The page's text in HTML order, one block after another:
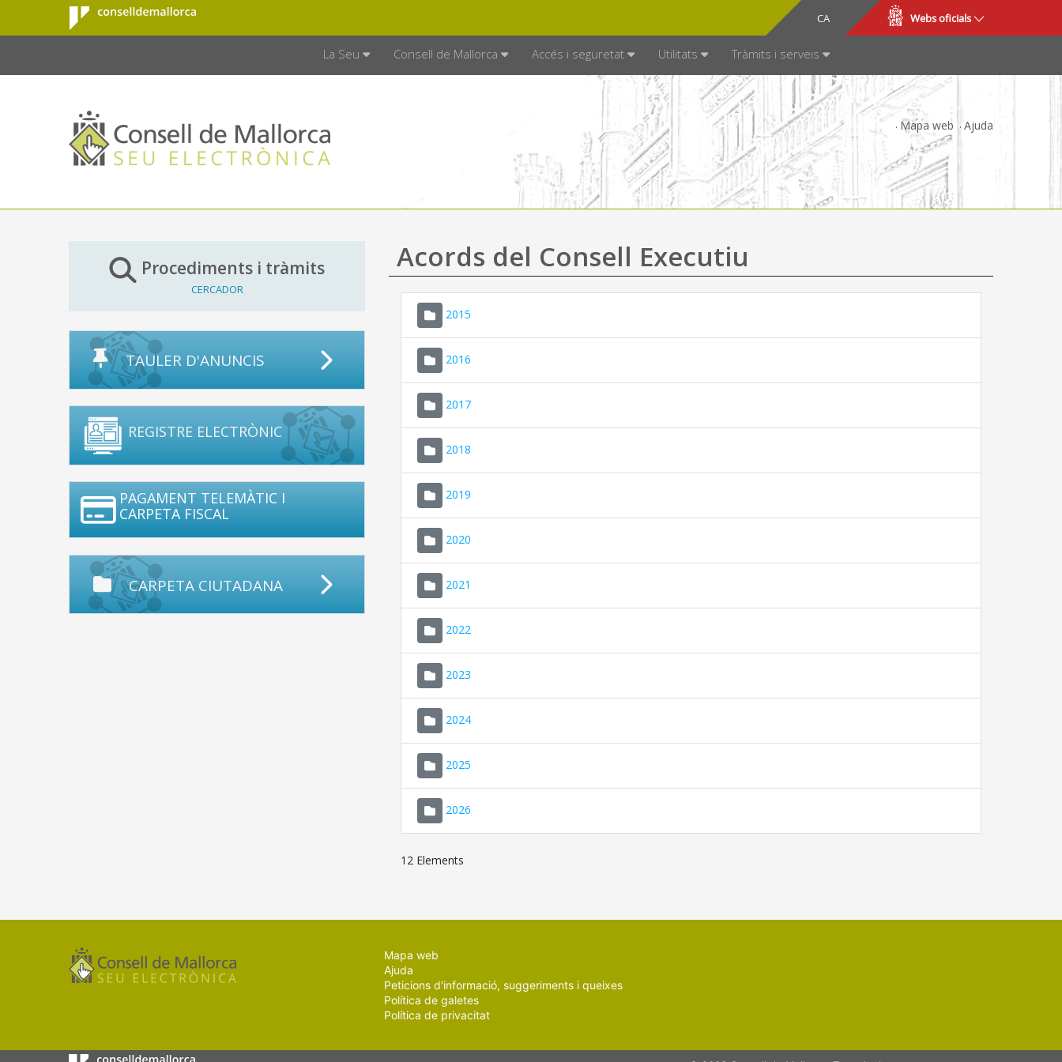
Salta al contingut principal
Consell de
Mallorca
CA
ES Webs oficials
La Seu Consell de Mallorca Accés i seguretat Utilitats Tràmits i serveis
Mapa web Ajuda
Procediments i tràmits
CERCADOR
TAULER D'ANUNCIS
REGISTRE ELECTRÒNIC
PAGAMENT TELEMÀTIC I
CARPETA FISCAL
CARPETA CIUTADANA
Acords del Consell Executiu
2015
2016
2017
2018
2019
2020
2021
2022
2023
2024
2025
2026
12 Elements
Mapa web
Ajuda
Peticions d'informació, suggeriments i queixes
Política de galetes
Política de privacitat